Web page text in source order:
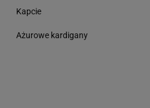
Kapcie
Ażurowe kardigany